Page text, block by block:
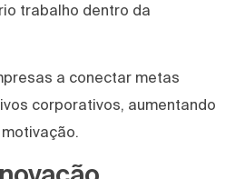
trabalho dentro da
a conectar metas
corporativos, aumentando